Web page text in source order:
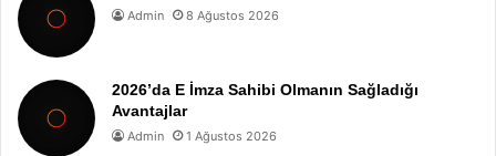
Admin 8 Ağustos 2026
2026’da E İmza Sahibi Olmanın Sağladığı
Avantajlar
Admin 1 Ağustos 2026